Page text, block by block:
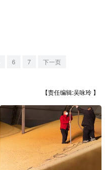
上海
湖北 湖南
海南 重庆
西藏
青海
6 7 下一页
【责任编辑:吴咏玲 】